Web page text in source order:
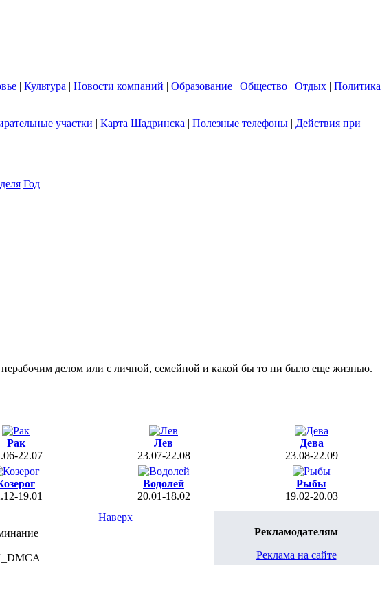
| Культура | Новости компаний | Образование | Общество | Отдых | Политика
участки | Карта Шадринска | Полезные телефоны | Действия при
Год
делом или с личной, семейной и какой бы то ни было еще жизнью.
Рак
22.07
Лев
23.07-22.08
Дева
23.08-22.09
19.01
Водолей
20.01-18.02
Рыбы
19.02-20.03
Рекламодателям
Реклама на сайте
Наверх